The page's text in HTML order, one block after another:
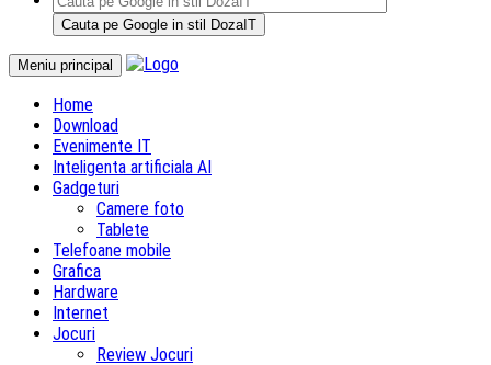
Meniu principal
Sari
Home
Download
Evenimente IT
Inteligenta artificiala AI
Gadgeturi
Camere foto
Tablete
Telefoane mobile
Grafica
Hardware
Internet
Jocuri
Review Jocuri